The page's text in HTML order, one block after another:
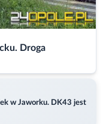
Droga
w Jaworku. DK43 jest